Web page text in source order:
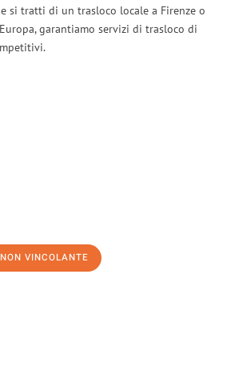
si tratti di un trasloco locale a Firenze o
garantiamo servizi di trasloco di
VINCOLANTE